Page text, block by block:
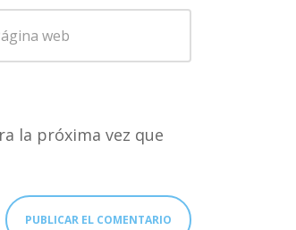
la próxima vez que